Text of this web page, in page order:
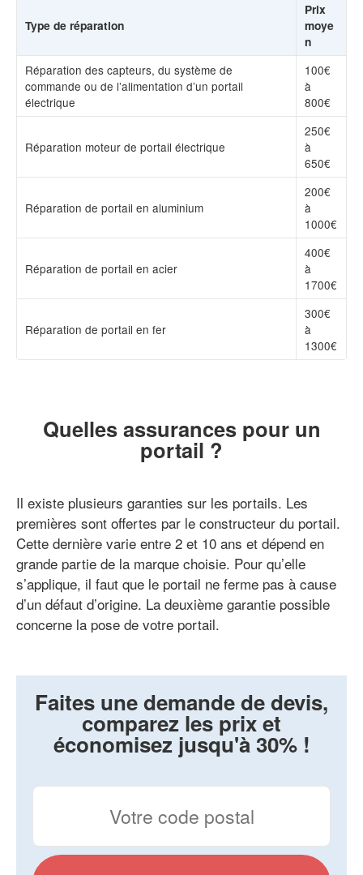
Type de réparation
Prix
moye
n
Réparation des capteurs, du système de
commande ou de l’alimentation d’un portail
électrique
100€
à
800€
Réparation moteur de portail électrique
250€
à
650€
Réparation de portail en aluminium
200€
à
1000€
Réparation de portail en acier
400€
à
1700€
Réparation de portail en fer
300€
à
1300€
Quelles assurances pour un
portail ?
Il existe plusieurs garanties sur les portails. Les
premières sont offertes par le constructeur du portail.
Cette dernière varie entre 2 et 10 ans et dépend en
grande partie de la marque choisie. Pour qu’elle
s’applique, il faut que le portail ne ferme pas à cause
d’un défaut d’origine. La deuxième garantie possible
concerne la pose de votre portail.
Faites une demande de devis,
comparez les prix et
économisez jusqu'à 30% !